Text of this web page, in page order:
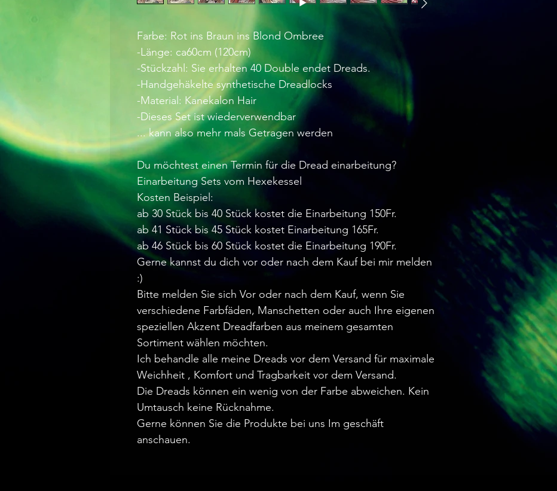
Farbe: Rot ins Braun ins Blond Ombree
-Länge: ca60cm (120cm)
-Stückzahl: Sie erhalten 40 Double endet Dreads.
-Handgehäkelte synthetische Dreadlocks
-Material: Kanekalon Hair
-Dieses Set ist wiederverwendbar
... kann also mehr mals Getragen werden
Du möchtest einen Termin für die Dread einarbeitung?
Einarbeitung Sets vom Hexekessel
Kosten Beispiel:
ab 30 Stück bis 40 Stück kostet die Einarbeitung 150Fr.
ab 41 Stück bis 45 Stück kostet Einarbeitung 165Fr.
ab 46 Stück bis 60 Stück kostet die Einarbeitung 190Fr.
Gerne kannst du dich vor oder nach dem Kauf bei mir melden
:)
Bitte melden Sie sich Vor oder nach dem Kauf, wenn Sie
verschiedene Farbfäden, Manschetten oder auch Ihre eigenen
speziellen Akzent Dreadfarben aus meinem gesamten
Sortiment wählen möchten.
Ich behandle alle meine Dreads vor dem Versand für maximale
Weichheit , Komfort und Tragbarkeit vor dem Versand.
Die Dreads können ein wenig von der Farbe abweichen. Kein
Umtausch keine Rücknahme.
Gerne können Sie die Produkte bei uns Im geschäft
anschauen.